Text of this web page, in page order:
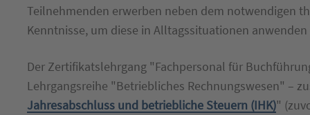
Teilnehmenden erwerben neben dem notwendigen
Kenntnisse, um diese in Alltagssituationen
Der Zertifikatslehrgang "Fachpersonal für
Lehrgangsreihe "Betriebliches Rechnungswesen" –
Jahresabschluss und betriebliche Steuern (IHK)"